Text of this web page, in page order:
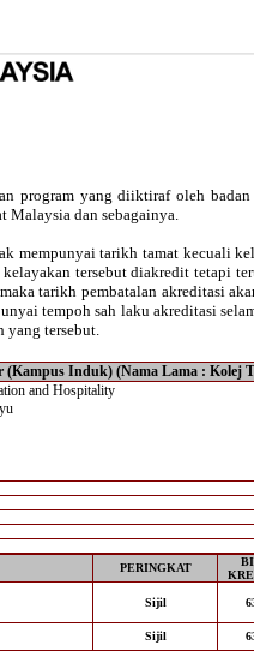
program yang diiktiraf oleh
Malaysia dan sebagainya.
mempunyai tarikh tamat kecuali
tersebut diakredit tetapi
tarikh pembatalan akreditasi
tempoh sah laku akreditasi
yang tersebut.
Induk) (Nama Lama : Kolej
and Hospitality
PERINGKAT
Sijil
Sijil